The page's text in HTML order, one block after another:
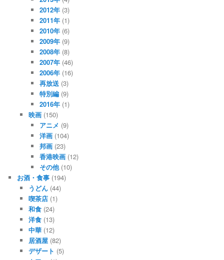
2012年 (3)
2011年 (1)
2010年 (6)
2009年 (9)
2008年 (8)
2007年 (46)
2006年 (16)
再放送 (3)
特別編 (9)
2016年 (1)
映画(150)
アニメ (9)
洋画 (104)
邦画 (23)
香港映画 (12)
その他(10)
お酒・食事 (194)
うどん(44)
喫茶店(1)
和食(24)
洋食(13)
中華(12)
居酒屋(82)
デザート (5)